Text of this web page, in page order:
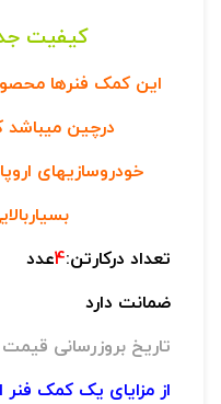
کیفیت
این کمک فنرها
درچین
خودروسازیهای
تعداد درکارتن:4عدد
ضمانت دارد
تاریخ بروزرسانی قیمت این
از مزایای یک کمک